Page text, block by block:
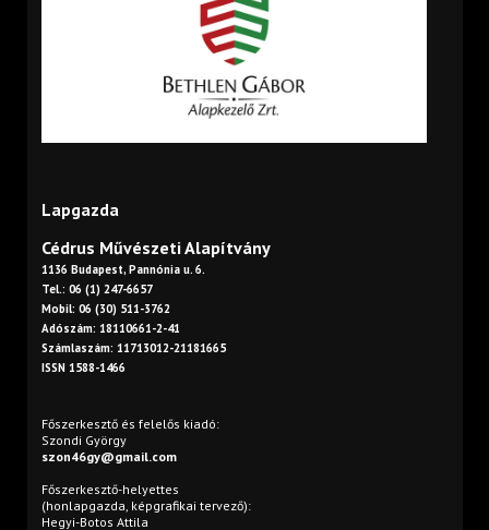
Lapgazda
Cédrus Művészeti Alapítvány
1136 Budapest, Pannónia u. 6.
Tel.: 06 (1) 247-6657
Mobil: 06 (30) 511-3762
Adószám: 18110661-2-41
Számlaszám: 11713012-21181665
ISSN 1588-1466
Főszerkesztő és felelős kiadó:
Szondi György
szon46gy@gmail.com
Főszerkesztő-helyettes
(honlapgazda, képgrafikai tervező):
Hegyi-Botos Attila